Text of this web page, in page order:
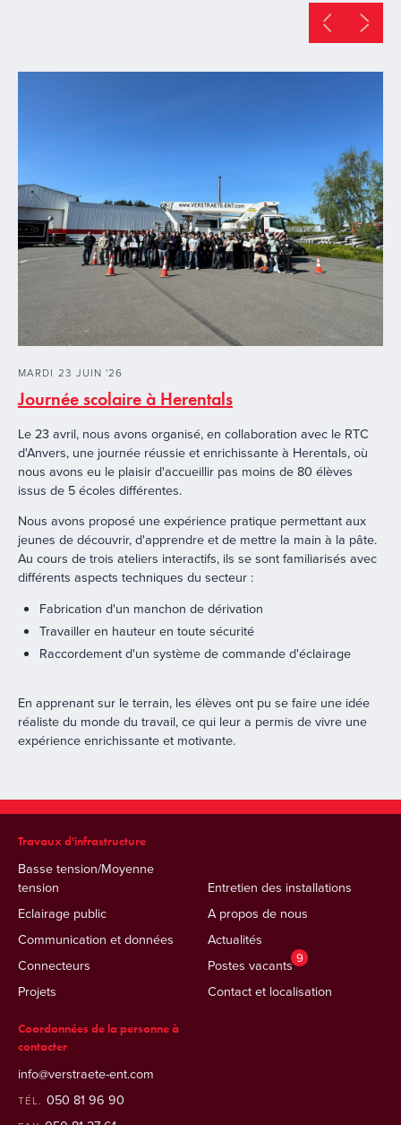
MARDI 23 JUIN '26
Journée scolaire à Herentals
Le 23 avril, nous avons organisé, en collaboration avec le RTC
d'Anvers, une journée réussie et enrichissante à Herentals, où
nous avons eu le plaisir d'accueillir pas moins de 80 élèves
issus de 5 écoles différentes.
Nous avons proposé une expérience pratique permettant aux
jeunes de découvrir, d'apprendre et de mettre la main à la pâte.
Au cours de trois ateliers interactifs, ils se sont familiarisés avec
différents aspects techniques du secteur :
Fabrication d'un manchon de dérivation
Travailler en hauteur en toute sécurité
Raccordement d'un système de commande d'éclairage
En apprenant sur le terrain, les élèves ont pu se faire une idée
réaliste du monde du travail, ce qui leur a permis de vivre une
expérience enrichissante et motivante.
Travaux d'infrastructure
Basse tension/Moyenne
tension
Eclairage public
Communication et données
Connecteurs
Projets
Entretien des installations
A propos de nous
Actualités
Postes vacants 9
Contact et localisation
Coordonnées de la personne à
contacter
info@verstraete-ent.com
TÉL. 050 81 96 90